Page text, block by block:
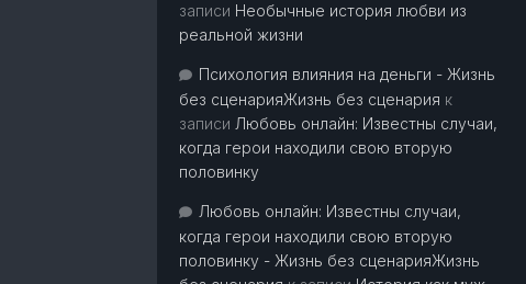
записи Необычные история любви из
реальной жизни
Психология влияния на деньги - Жизнь
без сценарияЖизнь без сценария к
записи Любовь онлайн: Известны случаи,
когда герои находили свою вторую
половинку
Любовь онлайн: Известны случаи,
когда герои находили свою вторую
половинку - Жизнь без сценарияЖизнь